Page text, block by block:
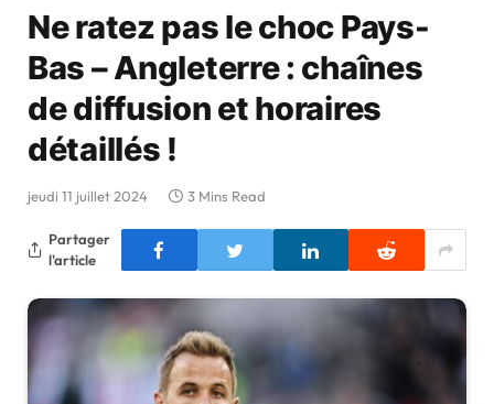
Ne ratez pas le choc Pays-
Bas – Angleterre : chaînes
de diffusion et horaires
détaillés !
jeudi 11 juillet 2024 3 Mins Read
Partager
l'article